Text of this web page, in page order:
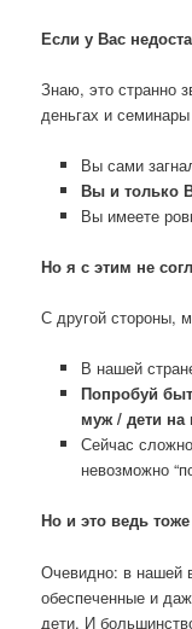
Если у Вас
Знаю, это странно
деньгах и семинары
Вы сами
Вы и только
Вы имеете
Но я с этим не
С другой стороны,
В нашей
Попробуй
муж / дети на
Сейчас
невозможно
Но и это ведь
Очевидно: в нашей
обеспеченные и
дети. И